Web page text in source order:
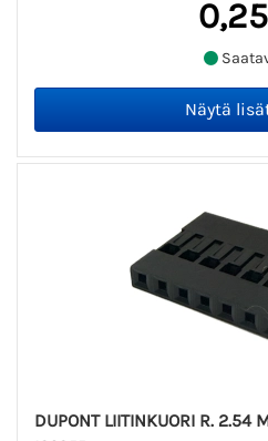
DUPONT LIITINKUORI R. 2.54